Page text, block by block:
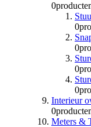
0
0
0
0
0
Interieur
0
Meters &